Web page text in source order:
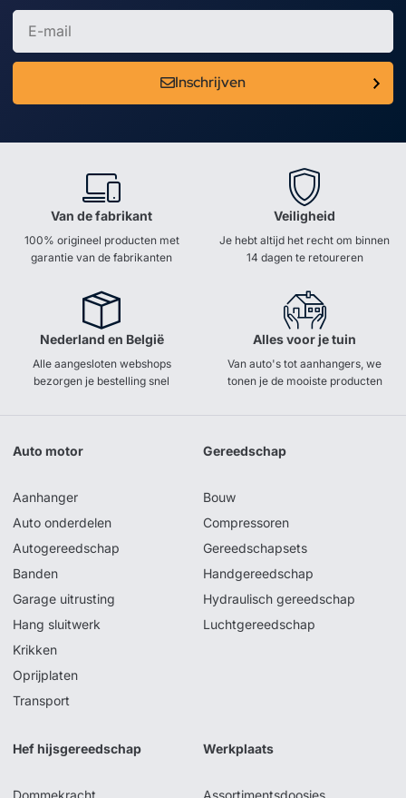
Inschrijven
Van de fabrikant
100% origineel producten met
garantie van de fabrikanten
Veiligheid
Je hebt altijd het recht om binnen
14 dagen te retoureren
Nederland en België
Alle aangesloten webshops
bezorgen je bestelling snel
Alles voor je tuin
Van auto's tot aanhangers, we
tonen je de mooiste producten
Auto motor
Aanhanger
Auto onderdelen
Autogereedschap
Banden
Garage uitrusting
Hang sluitwerk
Krikken
Oprijplaten
Transport
Gereedschap
Bouw
Compressoren
Gereedschapsets
Handgereedschap
Hydraulisch gereedschap
Luchtgereedschap
Hef hijsgereedschap
Dommekracht
Werkplaats
Assortimentsdoosjes